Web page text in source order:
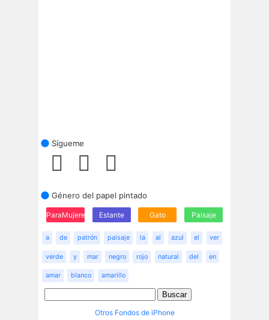
Sígueme
Género del papel pintado
ParaMujeres Estante Gato Paisaje
a de patrón paisaje la al azul el ver
verde y mar negro rojo natural del en
amar blanco amarillo
Otros Fondos de iPhone